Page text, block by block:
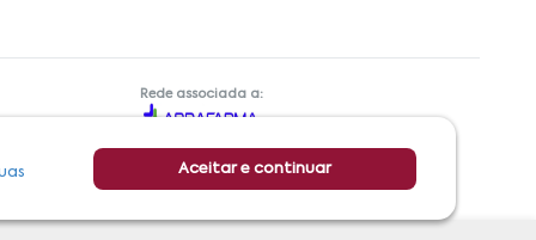
Aceitar e continuar
Rede associada a: